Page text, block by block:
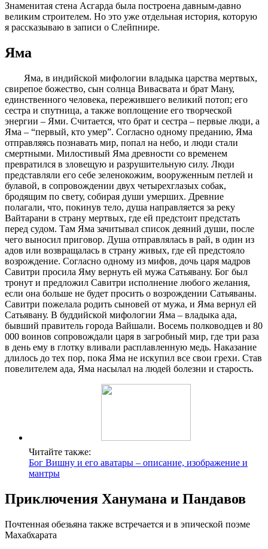
Знаменитая стена Асгарда была построена давным-давно
великим строителем. Но это уже отдельная история, которую
я рассказываю в записи о Слейпнире.
Яма
Яма, в индийской мифологии владыка царства мертвых,
свирепое божество, сын солнца Вивасвата и брат Ману,
единственного человека, пережившего великий потоп; его
сестра и спутница, а также воплощение его творческой
энергии – Ями. Считается, что брат и сестра – первые люди, а
Яма – “первый, кто умер”. Согласно одному преданию, Яма
отправляясь познавать мир, попал на небо, и люди стали
смертными. Милостивый Яма древности со временем
превратился в зловещую и разрушительную силу. Люди
представляли его себе зеленокожим, вооруженным петлей и
булавой, в сопровождении двух четырехглазых собак,
бродящим по свету, собирая души умерших. Древние
полагали, что, покинув тело, душа направляется за реку
Вайтарани в страну мертвых, где ей предстоит предстать
перед судом. Там Яма зачитывал список деяний души, после
чего выносил приговор. Душа отправлялась в рай, в один из
адов или возвращалась в страну живых, где ей предстояло
возрождение. Согласно одному из мифов, дочь царя мадров
Савитри просила Яму вернуть ей мужа Сатьявану. Бог был
тронут и предложил Савитри исполнение любого желания,
если она больше не будет просить о возрождении Сатьяваны.
Савитри пожелала родить сыновей от мужа, и Яма вернул ей
Сатьявану. В буддийской мифологии Яма – владыка ада,
бывший правитель города Вайшали. Восемь полководцев и 80
000 воинов сопровождали царя в загробный мир, где три раза
в день ему в глотку вливали расплавленную медь. Наказание
длилось до тех пор, пока Яма не искупил все свои грехи. Став
повелителем ада, Яма насылал на людей болезни и старость.
Читайте также:
Бог Вишну и его аватары – описание, изображение и
мантры
Приключения Ханумана и Пандавов
Почтенная обезьяна также встречается и в эпической поэме
Махабхарата